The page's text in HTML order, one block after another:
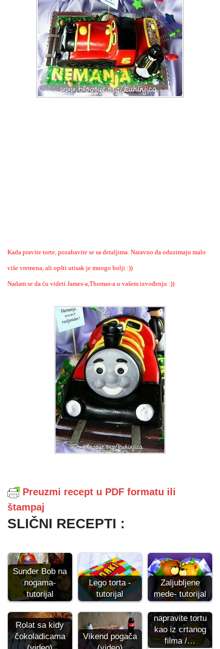
Kada pravite torte, pozabavite se sa detaljima. Naravno da oduzimaju malo
više vremena, ali opšti utisak je mnogo bolji :))
Nadam se da ću videti James-a,Thomas-a u vašem izvođenju :))
Preuzmi recept u PDF formatu ili
štampaj
SLIČNI RECEPTI :
Sunđer Bob na
nogama-
tutorijal
Lego torta -
tutorijal
Zaljubljene
mede- tutorijal
Rolat sa kidy
čokoladicama
Vikend pogača
napravite tortu
kao iz crtanog
filma /…